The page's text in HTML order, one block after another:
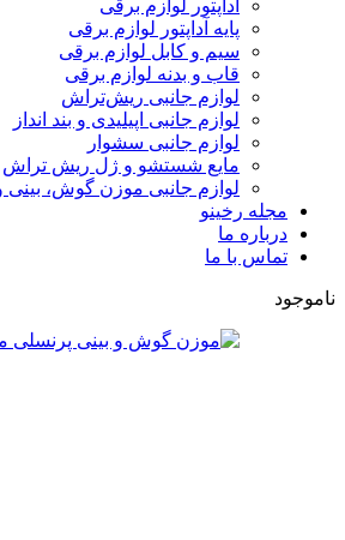
آداپتور لوازم برقی
پایه آداپتور لوازم برقی
سیم و کابل لوازم برقی
قاب و بدنه لوازم برقی
لوازم جانبی ریش‌تراش
لوازم جانبی اپیلیدی و بند انداز
لوازم جانبی سشوار
مایع شستشو و ژل ریش تراش
لوازم جانبی موزن گوش، بینی
مجله رخینو
درباره ما
تماس با ما
ناموجود